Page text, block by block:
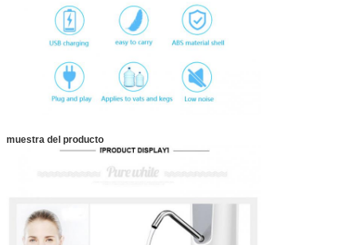
muestra del producto